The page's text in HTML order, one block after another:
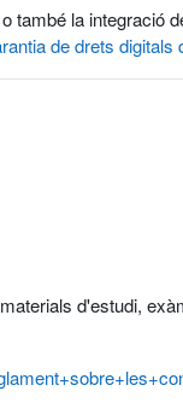
la integració
de drets digitals
d'estudi,